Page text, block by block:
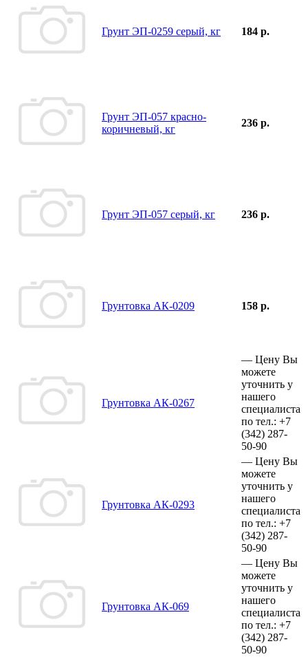
Грунт ЭП-0259 серый, кг 184 р.
Грунт ЭП-057 красно-
коричневый, кг
236 р.
Грунт ЭП-057 серый, кг 236 р.
Грунтовка АК-0209 158 р.
Грунтовка АК-0267
— Цену Вы
можете
уточнить у
нашего
специалиста
по тел.: +7
(342) 287-
50-90
Грунтовка АК-0293
— Цену Вы
можете
уточнить у
нашего
специалиста
по тел.: +7
(342) 287-
50-90
Грунтовка АК-069
— Цену Вы
можете
уточнить у
нашего
специалиста
по тел.: +7
(342) 287-
50-90